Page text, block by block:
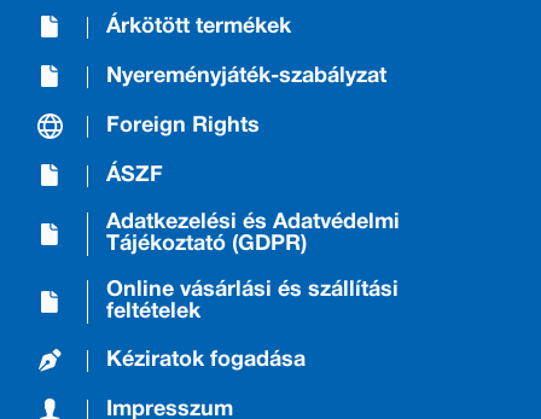
Árkötött termékek
Nyereményjáték-szabályzat
Foreign Rights
ÁSZF
Adatkezelési és Adatvédelmi
Tájékoztató (GDPR)
Online vásárlási és szállítási
feltételek
Kéziratok fogadása
Impresszum